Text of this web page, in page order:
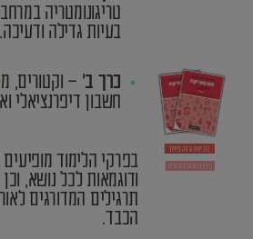
טריגונומטריה
בעיות גדילה ודעיכה.
כרך ב’ – וקטורים,
חשבון דיפרנציאלי
בפרקי הלימוד
ודוגמאות לכל נושא,
תרגילים המדורגים
הכבד.